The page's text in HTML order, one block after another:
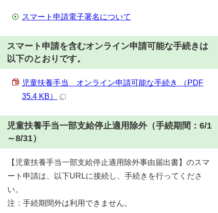
スマート申請電子署名について
スマート申請を含むオンライン申請可能な手続きは
以下のとおりです。
児童扶養手当 オンライン申請可能な手続き （PDF
35.4 KB）
児童扶養手当一部支給停止適用除外（手続期間：6/1
～8/31）
【児童扶養手当一部支給停止適用除外事由届出書】のスマ
ート申請は、以下URLに接続し、手続きを行ってくださ
い。
注：手続期間外は利用できません。